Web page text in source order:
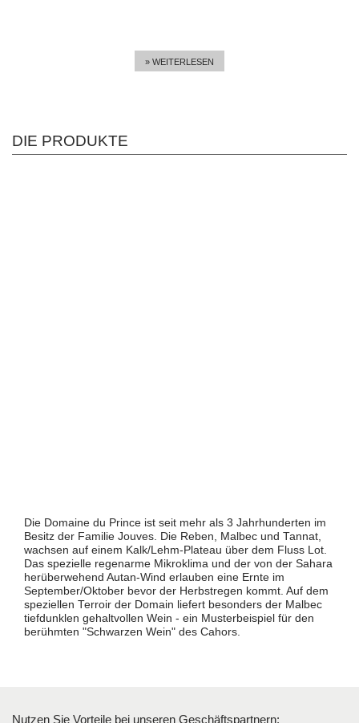
» WEITERLESEN
DIE PRODUKTE
Die Domaine du Prince ist seit mehr als 3 Jahrhunderten im
Besitz der Familie Jouves. Die Reben, Malbec und Tannat,
wachsen auf einem Kalk/Lehm-Plateau über dem Fluss Lot.
Das spezielle regenarme Mikroklima und der von der Sahara
herüberwehend Autan-Wind erlauben eine Ernte im
September/Oktober bevor der Herbstregen kommt. Auf dem
speziellen Terroir der Domain liefert besonders der Malbec
tiefdunklen gehaltvollen Wein - ein Musterbeispiel für den
berühmten "Schwarzen Wein" des Cahors.
Nutzen Sie Vorteile bei unseren Geschäftspartnern: